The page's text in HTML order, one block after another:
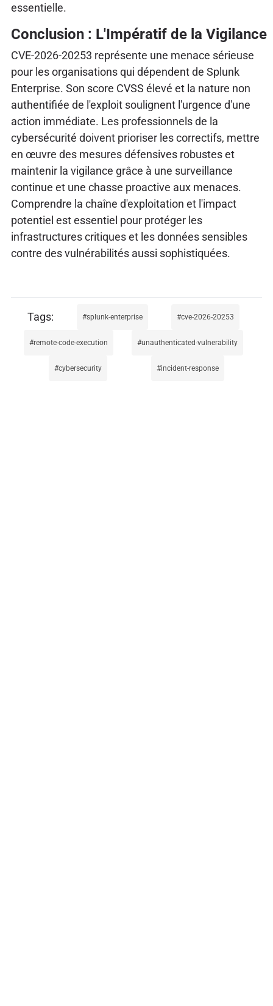
essentielle.
Conclusion : L'Impératif de la Vigilance
CVE-2026-20253 représente une menace sérieuse
pour les organisations qui dépendent de Splunk
Enterprise. Son score CVSS élevé et la nature non
authentifiée de l'exploit soulignent l'urgence d'une
action immédiate. Les professionnels de la
cybersécurité doivent prioriser les correctifs, mettre
en œuvre des mesures défensives robustes et
maintenir la vigilance grâce à une surveillance
continue et une chasse proactive aux menaces.
Comprendre la chaîne d'exploitation et l'impact
potentiel est essentiel pour protéger les
infrastructures critiques et les données sensibles
contre des vulnérabilités aussi sophistiquées.
splunk-enterprise cve-2026-20253
remote-code-execution unauthenticated-vulnerability
cybersecurity incident-response